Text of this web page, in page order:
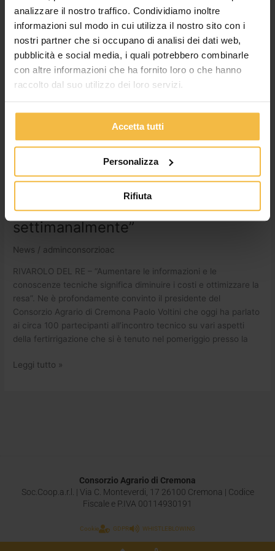
analizzare il nostro traffico. Condividiamo inoltre
informazioni sul modo in cui utilizza il nostro sito con i
nostri partner che si occupano di analisi dei dati web,
pubblicità e social media, i quali potrebbero combinarle
con altre informazioni che ha fornito loro o che hanno
raccolto dal suo utilizzo dei loro servizi.
Accetta tutti
Personalizza
Rifiuta
Il Consorzio punta sui suoi tecnici: Il
presidente Voltini: “L’obiettivo è
seguire ogni azienda
settimanalmente”
News / adminconsorzioac
RIVAROLO DEL RE – “Aumentare le informazioni e le
conoscenze tecniche significa diminuire i costi e ottimizzare la
resa”. Ne è profondamente convinto il presidente del
Consorzio Agrario di Cremona Paolo Voltini che oggi ha parlato
ai circa 100 partecipanti all’incontro tecnico su vari aspetti
della fertirrigazione che si è tenuto nel pomeriggio presso la
Il
sui
suoi
tecnici:
Il
presidente
“L’obiettivo
ogni
settimanalmente”
Leggi tutto »
Consorzio Agrario di Cremona
Soc.Coop.a.r.l. | Via C. Monteverdi, 17 26100 Cremona | Codice
Fiscale e P.IVA 00114930191
Cookie GDPR WHISTLEBLOWING